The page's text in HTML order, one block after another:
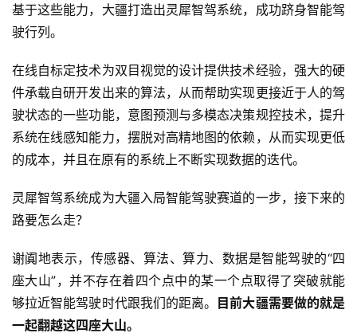
基于这些能力，大疆打造出灵犀智驾系统，成功跻身智能驾
驶行列。
在线自标定技术为双目视觉的设计提供技术经验，强大的硬
件承载自研开发出来的算法，从而帮助实现更接近于人的驾
驶状态的一些功能，意图预测与多模态决策规控技术，提升
系统在线感知能力，摆脱对高精地图的依赖，从而实现更低
的成本，并且在原有的系统上不断实现数据的迭代。
灵犀智驾系统成为大疆入局智能驾驶赛道的一步，接下来的
路要怎么走？
谢阗地表示，传感器、算法、算力、数据是智能驾驶的“四
座大山”，并不存在着四个点中的某一个点取得了突破就能
够拉近智能驾驶时代跟我们的距离。 目前大疆需要做的就是
一起翻越这四座大山。